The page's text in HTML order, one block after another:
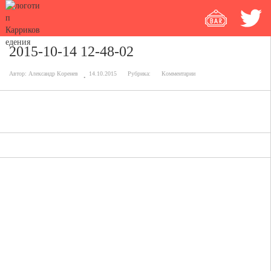
2015-10-14 12-48-02
Автор: Александр Коренев 14.10.2015 Рубрика: Комментарии